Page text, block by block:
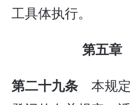
工具体执行。
第五
第二十九条 本规